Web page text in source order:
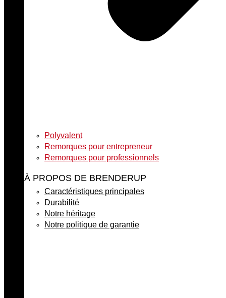
Polyvalent
Remorques pour entrepreneur
Remorques pour professionnels
À PROPOS DE BRENDERUP
Caractéristiques principales
Durabilité
Notre héritage
Notre politique de garantie